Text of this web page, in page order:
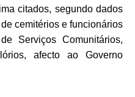
citados, segundo dados
cemitérios e funcionários
Serviços Comunitários,
afecto ao Governo